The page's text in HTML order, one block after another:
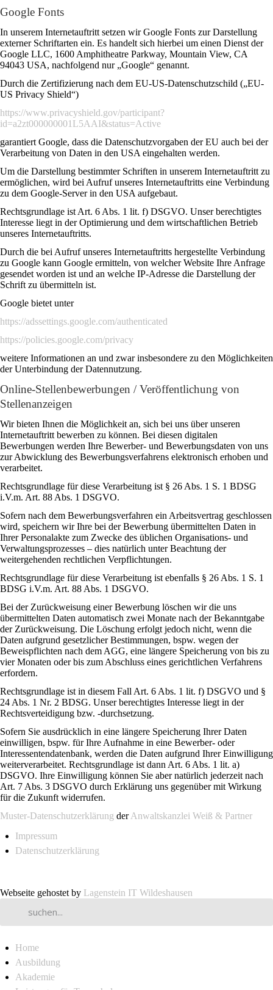
Google Fonts
In unserem Internetauftritt setzen wir Google Fonts zur Darstellung
externer Schriftarten ein. Es handelt sich hierbei um einen Dienst der
Google LLC, 1600 Amphitheatre Parkway, Mountain View, CA
94043 USA, nachfolgend nur „Google“ genannt.
Durch die Zertifizierung nach dem EU-US-Datenschutzschild („EU-
US Privacy Shield“)
https://www.privacyshield.gov/participant?
id=a2zt000000001L5AAI&status=Active
garantiert Google, dass die Datenschutzvorgaben der EU auch bei der
Verarbeitung von Daten in den USA eingehalten werden.
Um die Darstellung bestimmter Schriften in unserem Internetauftritt zu
ermöglichen, wird bei Aufruf unseres Internetauftritts eine Verbindung
zu dem Google-Server in den USA aufgebaut.
Rechtsgrundlage ist Art. 6 Abs. 1 lit. f) DSGVO. Unser berechtigtes
Interesse liegt in der Optimierung und dem wirtschaftlichen Betrieb
unseres Internetauftritts.
Durch die bei Aufruf unseres Internetauftritts hergestellte Verbindung
zu Google kann Google ermitteln, von welcher Website Ihre Anfrage
gesendet worden ist und an welche IP-Adresse die Darstellung der
Schrift zu übermitteln ist.
Google bietet unter
https://adssettings.google.com/authenticated
https://policies.google.com/privacy
weitere Informationen an und zwar insbesondere zu den Möglichkeiten
der Unterbindung der Datennutzung.
Online-Stellenbewerbungen / Veröffentlichung von
Stellenanzeigen
Wir bieten Ihnen die Möglichkeit an, sich bei uns über unseren
Internetauftritt bewerben zu können. Bei diesen digitalen
Bewerbungen werden Ihre Bewerber- und Bewerbungsdaten von uns
zur Abwicklung des Bewerbungsverfahrens elektronisch erhoben und
verarbeitet.
Rechtsgrundlage für diese Verarbeitung ist § 26 Abs. 1 S. 1 BDSG
i.V.m. Art. 88 Abs. 1 DSGVO.
Sofern nach dem Bewerbungsverfahren ein Arbeitsvertrag geschlossen
wird, speichern wir Ihre bei der Bewerbung übermittelten Daten in
Ihrer Personalakte zum Zwecke des üblichen Organisations- und
Verwaltungsprozesses – dies natürlich unter Beachtung der
weitergehenden rechtlichen Verpflichtungen.
Rechtsgrundlage für diese Verarbeitung ist ebenfalls § 26 Abs. 1 S. 1
BDSG i.V.m. Art. 88 Abs. 1 DSGVO.
Bei der Zurückweisung einer Bewerbung löschen wir die uns
übermittelten Daten automatisch zwei Monate nach der Bekanntgabe
der Zurückweisung. Die Löschung erfolgt jedoch nicht, wenn die
Daten aufgrund gesetzlicher Bestimmungen, bspw. wegen der
Beweispflichten nach dem AGG, eine längere Speicherung von bis zu
vier Monaten oder bis zum Abschluss eines gerichtlichen Verfahrens
erfordern.
Rechtsgrundlage ist in diesem Fall Art. 6 Abs. 1 lit. f) DSGVO und §
24 Abs. 1 Nr. 2 BDSG. Unser berechtigtes Interesse liegt in der
Rechtsverteidigung bzw. -durchsetzung.
Sofern Sie ausdrücklich in eine längere Speicherung Ihrer Daten
einwilligen, bspw. für Ihre Aufnahme in eine Bewerber- oder
Interessentendatenbank, werden die Daten aufgrund Ihrer Einwilligung
weiterverarbeitet. Rechtsgrundlage ist dann Art. 6 Abs. 1 lit. a)
DSGVO. Ihre Einwilligung können Sie aber natürlich jederzeit nach
Art. 7 Abs. 3 DSGVO durch Erklärung uns gegenüber mit Wirkung
für die Zukunft widerrufen.
Muster-Datenschutzerklärung derAnwaltskanzlei Weiß & Partner
Impressum
Datenschutzerklärung
Webseite gehostet by Lagenstein IT Wildeshausen
Home
Ausbildung
Akademie